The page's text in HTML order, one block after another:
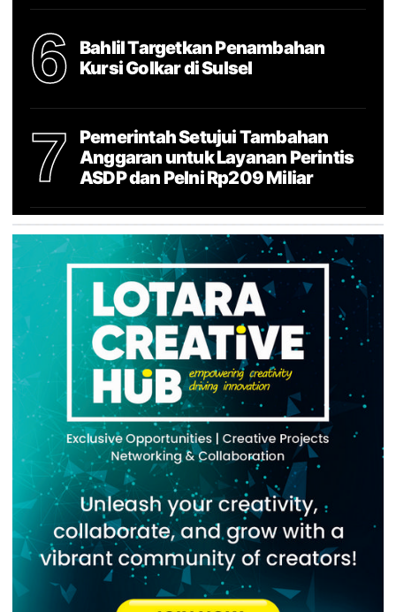
6
Bahlil Targetkan Penambahan
Kursi Golkar di Sulsel
7
Pemerintah Setujui Tambahan
Anggaran untuk Layanan Perintis
ASDP dan Pelni Rp209 Miliar